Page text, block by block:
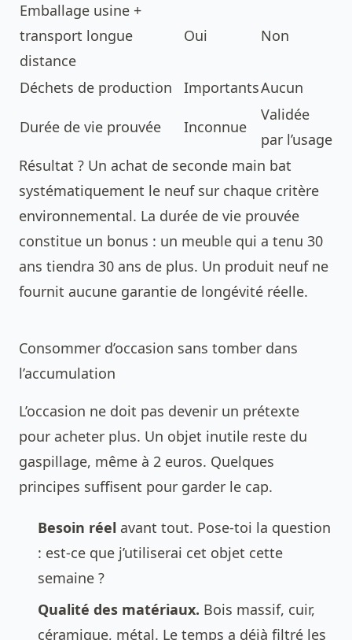
Emballage usine +
transport longue
distance
Oui Non
Déchets de production ImportantsAucun
Durée de vie prouvée Inconnue
Validée
par l’usage
Résultat ? Un achat de seconde main bat
systématiquement le neuf sur chaque critère
environnemental. La durée de vie prouvée
constitue un bonus : un meuble qui a tenu 30
ans tiendra 30 ans de plus. Un produit neuf ne
fournit aucune garantie de longévité réelle.
Consommer d’occasion sans tomber dans
l’accumulation
L’occasion ne doit pas devenir un prétexte
pour acheter plus. Un objet inutile reste du
gaspillage, même à 2 euros. Quelques
principes suffisent pour garder le cap.
Besoin réel avant tout. Pose-toi la question
: est-ce que j’utiliserai cet objet cette
semaine ?
Qualité des matériaux. Bois massif, cuir,
céramique, métal. Le temps a déjà filtré les